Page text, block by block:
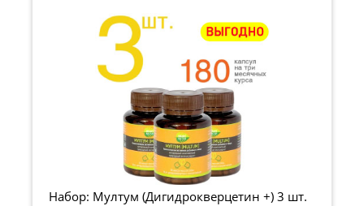
Набор: Мултум (Дигидрокверцетин +) 3 шт.